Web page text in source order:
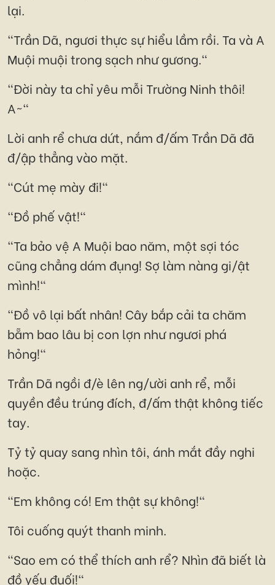
lại.
"Trần Dã, ngươi thực sự hiểu lầm rồi. Ta và A
Muội muội trong sạch như gương."
"Đời này ta chỉ yêu mỗi Trường Ninh thôi!
A~"
Lời anh rể chưa dứt, nắm đ/ấm Trần Dã đã
đ/ập thẳng vào mặt.
"Cút mẹ mày đi!"
"Đồ phế vật!"
"Ta bảo vệ A Muội bao năm, một sợi tóc
cũng chẳng dám đụng! Sợ làm nàng gi/ật
mình!"
"Đồ vô lại bất nhân! Cây bắp cải ta chăm
bẵm bao lâu bị con lợn như ngươi phá
hỏng!"
Trần Dã ngồi đ/è lên ng/ười anh rể, mỗi
quyền đều trúng đích, đ/ấm thật không tiếc
tay.
Tỷ tỷ quay sang nhìn tôi, ánh mắt đầy nghi
hoặc.
"Em không có! Em thật sự không!"
Tôi cuống quýt thanh minh.
"Sao em có thể thích anh rể? Nhìn đã biết là
đồ yếu đuối!"